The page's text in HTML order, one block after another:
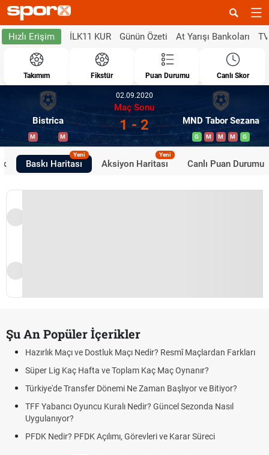
Hızlı Erişim İLK11 KUR Günün Özeti At Yarışı Bankoları
Takımım Fikstür Puan Durumu Canlı Skor
Bistrica
M M
02.09.2020
Maç Sonu
1 - 2 MND Tabor Sezana
G M M M G
Baskı Haritası
Yeni
Aksiyon Haritası
Yeni
Canlı Puan Durumu
Şu An Popüler İçerikler
Hazırlık Maçı ve Dostluk Maçı Nedir? Resmî Maçlardan Farkları
Süper Lig Kaç Hafta ve Toplam Kaç Maç Oynanır?
Türkiye'de Transfer Dönemi Ne Zaman Başlıyor ve Bitiyor?
TFF Yabancı Oyuncu Kuralı Nedir? Güncel Sezonda Nasıl
Uygulanıyor?
PFDK Nedir? PFDK Açılımı, Görevleri ve Karar Süreci